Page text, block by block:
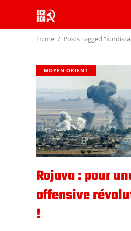
Home Posts Tagged
MOYEN-ORIENT
Rojava : pour
offensive
!